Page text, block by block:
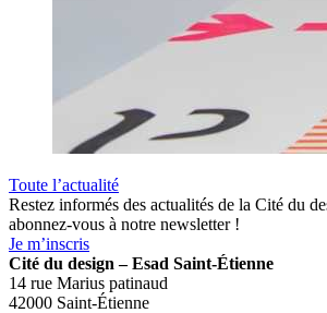
Toute l’actualité
Restez informés des actualités de la Cité du
abonnez-vous à notre newsletter !
Je m’inscris
Cité du design – Esad Saint-Étienne
14 rue Marius patinaud
42000 Saint-Étienne